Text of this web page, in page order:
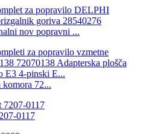
nov popravni ...
komora 72...
0117